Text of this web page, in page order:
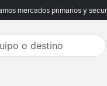
mercados primarios y